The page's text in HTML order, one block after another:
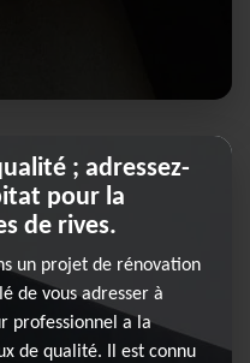
; adressez-
pour la
de rives.
un projet de rénovation
de vous adresser à
professionnel a la
de qualité. Il est connu